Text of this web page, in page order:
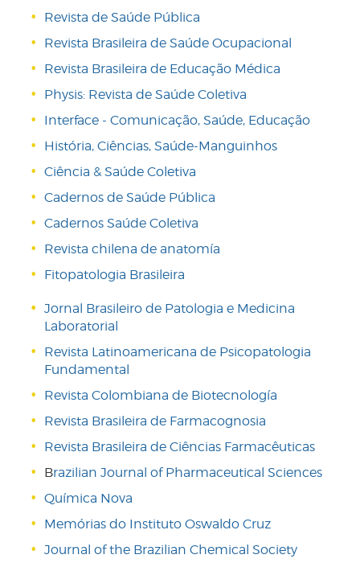
Revista de Saúde Pública
Revista Brasileira de Saúde Ocupacional
Revista Brasileira de Educação Médica
Physis: Revista de Saúde Coletiva
Interface - Comunicação, Saúde, Educação
História, Ciências, Saúde-Manguinhos
Ciência & Saúde Coletiva
Cadernos de Saúde Pública
Cadernos Saúde Coletiva
Revista chilena de anatomía
Fitopatologia Brasileira
Jornal Brasileiro de Patologia e Medicina
Laboratorial
Revista Latinoamericana de Psicopatologia
Fundamental
Revista Colombiana de Biotecnología
Revista Brasileira de Farmacognosia
Revista Brasileira de Ciências Farmacêuticas
Brazilian Journal of Pharmaceutical Sciences
Química Nova
Memórias do Instituto Oswaldo Cruz
Journal of the Brazilian Chemical Society